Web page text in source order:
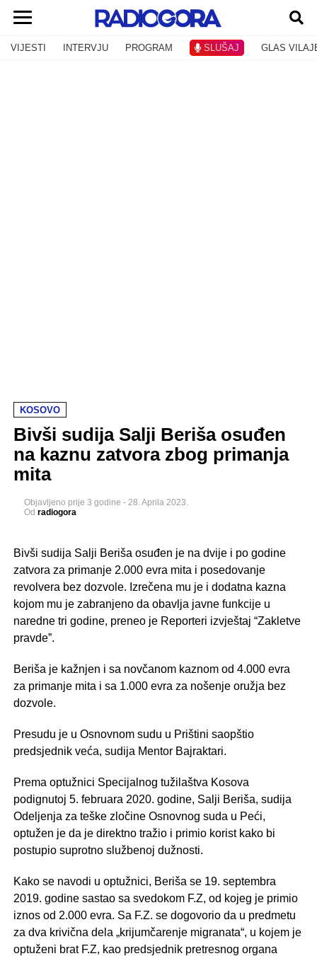
VIJESTI INTERVJU PROGRAM SLUŠAJ GLAS
KOSOVO
Bivši sudija Salji Beriša osuđen
na kaznu zatvora zbog primanja
mita
Objavljeno prije 3 godine - 28. Aprila 2023.
Od radiogora
Bivši sudija Salji Beriša osuđen je na dvije i po godine
zatvora za primanje 2.000 evra mita i posedovanje
revolvera bez dozvole. Izrečena mu je i dodatna kazna
kojom mu je zabranjeno da obavlja javne funkcije u
naredne tri godine, preneo je Reporteri izvještaj “Zakletve
pravde”.
Beriša je kažnjen i sa novčanom kaznom od 4.000 evra
za primanje mita i sa 1.000 evra za nošenje oružja bez
dozvole.
Presudu je u Osnovnom sudu u Prištini saopštio
predsjednik veća, sudija Mentor Bajraktari.
Prema optužnici Specijalnog tužilaštva Kosova
podignutoj 5. februara 2020. godine, Salji Beriša, sudija
Odeljenja za teške zločine Osnovnog suda u Peći,
optužen je da je direktno tražio i primio korist kako bi
postupio suprotno službenoj dužnosti.
Kako se navodi u optužnici, Beriša se 19. septembra
2019. godine sastao sa svedokom F.Z, od kojeg je primio
iznos od 2.000 evra. Sa F.Z. se dogovorio da u predmetu
za dva krivična dela „krijumčarenje migranata“, u kojem je
optuženi brat F.Z, kao predsjednik pretresnog organa